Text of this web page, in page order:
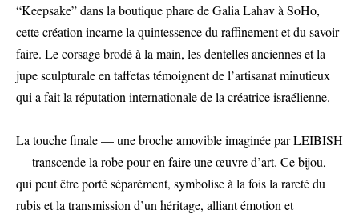
“Keepsake” dans la boutique phare de Galia Lahav à SoHo,
cette création incarne la quintessence du raffinement et du savoir-
faire. Le corsage brodé à la main, les dentelles anciennes et la
jupe sculpturale en taffetas témoignent de l’artisanat minutieux
qui a fait la réputation internationale de la créatrice israélienne.
La touche finale — une broche amovible imaginée par LEIBISH
— transcende la robe pour en faire une œuvre d’art. Ce bijou,
qui peut être porté séparément, symbolise à la fois la rareté du
rubis et la transmission d’un héritage, alliant émotion et